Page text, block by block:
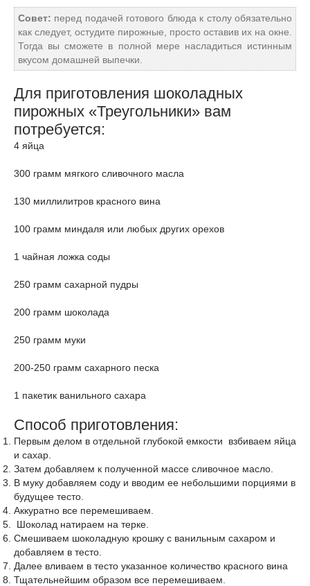
Совет: перед подачей готового блюда к столу обязательно
как следует, остудите пирожные, просто оставив их на окне.
Тогда вы сможете в полной мере насладиться истинным
вкусом домашней выпечки.
Для приготовления шоколадных
пирожных «Треугольники» вам
потребуется:
4 яйца
300 грамм мягкого сливочного масла
130 миллилитров красного вина
100 грамм миндаля или любых других орехов
1 чайная ложка соды
250 грамм сахарной пудры
200 грамм шоколада
250 грамм муки
200-250 грамм сахарного песка
1 пакетик ванильного сахара
Способ приготовления:
Первым делом в отдельной глубокой емкости взбиваем яйца
и сахар.
Затем добавляем к полученной массе сливочное масло.
В муку добавляем соду и вводим ее небольшими порциями в
будущее тесто.
Аккуратно все перемешиваем.
Шоколад натираем на терке.
Смешиваем шоколадную крошку с ванильным сахаром и
добавляем в тесто.
Далее вливаем в тесто указанное количество красного вина
Тщательнейшим образом все перемешиваем.